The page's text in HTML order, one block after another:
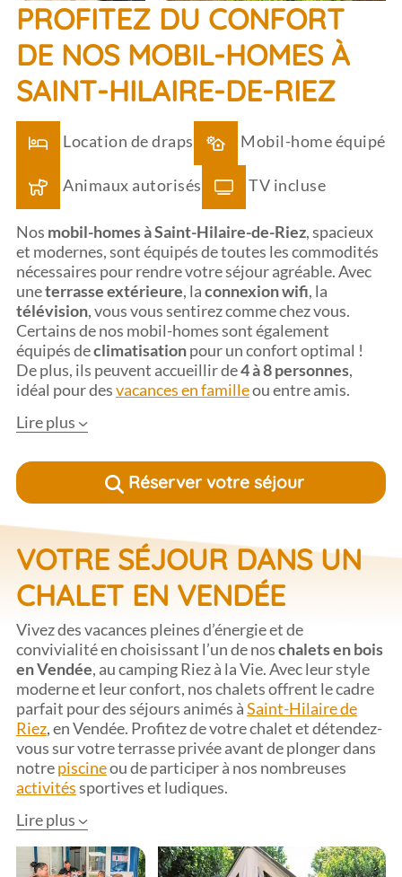
PROFITEZ DU CONFORT
DE NOS MOBIL-HOMES À
SAINT-HILAIRE-DE-RIEZ
Location de draps Mobil-home équipé
Animaux autorisés TV incluse
Nos mobil-homes à Saint-Hilaire-de-Riez, spacieux
et modernes, sont équipés de toutes les commodités
nécessaires pour rendre votre séjour agréable. Avec
uneterrasse extérieure, laconnexion wifi, la
télévision, vous vous sentirez comme chez vous.
Certains de nos mobil-homes sont également
équipés declimatisationpour un confort optimal !
De plus, ils peuvent accueillir de4 à 8 personnes,
idéal pour desvacances en familleou entre amis.
Lire plus
Réserver votre séjour
VOTRE SÉJOUR DANS UN
CHALET EN VENDÉE
Vivez des vacances pleines d’énergie et de
convivialité en choisissant l’un de noschalets en bois
en Vendée, au camping Riez à la Vie. Avec leur style
moderne et leur confort, nos chalets offrent le cadre
parfait pour des séjours animés àSaint-Hilaire de
Riez, en Vendée. Profitez de votre chalet et détendez-
vous sur votre terrasse privée avant de plonger dans
notrepiscineou de participer à nos nombreuses
activitéssportives et ludiques.
Lire plus